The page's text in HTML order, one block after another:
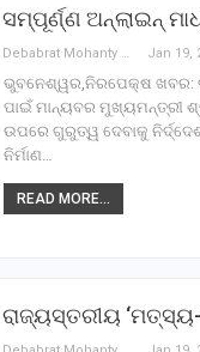
ସମ୍ପୂର୍ଣ୍ଣ ଅନ୍‌ଲାଇନ୍‌
Debabrat Mohanty Jan 19,
ଭୁବନେଶ୍ୱର,ନିରପେକ୍ଷ ଖବର:
ପାଇଁ ମାନ୍ୟବର ମୁଖ୍ୟମନ୍ତ୍ରୀ
ଉପରେ ଗୁରୁତ୍ୱ ଦେବାକୁ
ନିର୍ମାଣ…
READ MORE...
ରାଜ୍ୟସ୍ତରୀୟ ‘ମତ୍ସ୍ୟ-